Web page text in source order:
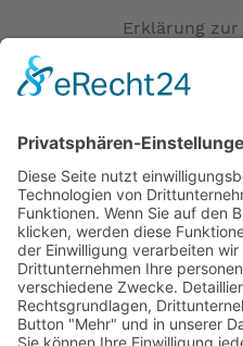
Erklärung